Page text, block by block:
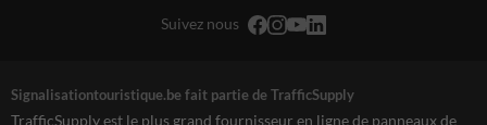
Suivez nous
Signalisationtouristique.be fait partie de TrafficSupply
TrafficSupply est le plus grand fournisseur en ligne de panneaux de